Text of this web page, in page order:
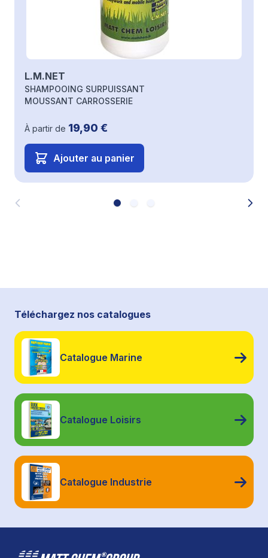
L.M.NET
SHAMPOOING SURPUISSANT
MOUSSANT CARROSSERIE
À partir de 19,90 €
Ajouter au panier
Téléchargez nos catalogues
Catalogue Marine
Catalogue Loisirs
Catalogue Industrie